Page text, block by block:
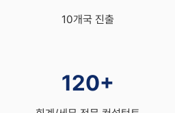
10개국 진출
120+